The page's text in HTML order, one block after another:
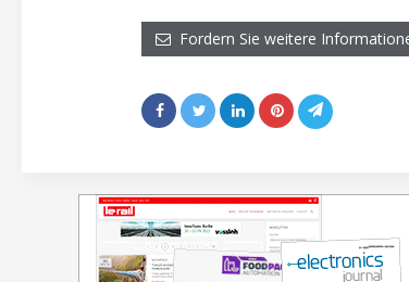
Fordern Sie weitere